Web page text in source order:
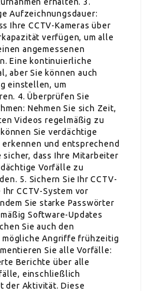
Aufzeichnungsdauer:
Ihre CCTV-Kameras über
verfügen, um alle
angemessenen
Eine kontinuierliche
aber Sie können auch
einstellen, um
4. Überprüfen Sie
Nehmen Sie sich Zeit,
Videos regelmäßig zu
Sie verdächtige
und entsprechend
sicher, dass Ihre Mitarbeiter
Vorfälle zu
5. Sichern Sie Ihr CCTV-
CCTV-System vor
Sie starke Passwörter
Software-Updates
Sie auch den
mögliche Angriffe frühzeitig
Sie alle Vorfälle:
Berichte über alle
einschließlich
der Aktivität. Diese